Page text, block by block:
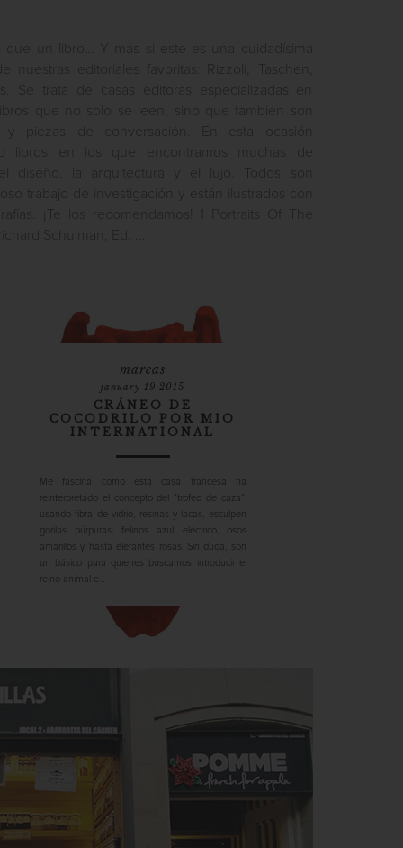
marcas
january 19 2015
CRÁNEO DE
COCODRILO POR MIO
INTERNATIONAL
Me fascina como esta casa francesa ha
reinterpretado el concepto del “trofeo de caza”:
usando fibra de vidrio, resinas y lacas, esculpen
gorilas púrpuras, felinos azul eléctrico, osos
amarillos y hasta elefantes rosas. Sin duda, son
un básico para quienes buscamos introducir el
reino animal e...